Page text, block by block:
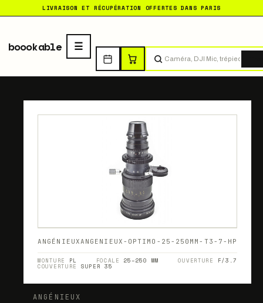
LIVRAISON ET RÉCUPÉRATION OFFERTES DANS PARIS
boookable
ANGÉNIEUXANGENIEUX-OPTIMO-25-250MM-T3-7-HP
MONTURE PL FOCALE 25–250 MM OUVERTURE F/3.7
COUVERTURE SUPER 35
ANGÉNIEUX